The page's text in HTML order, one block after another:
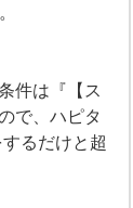
件は『【ス
で、ハピタ
るだけと超